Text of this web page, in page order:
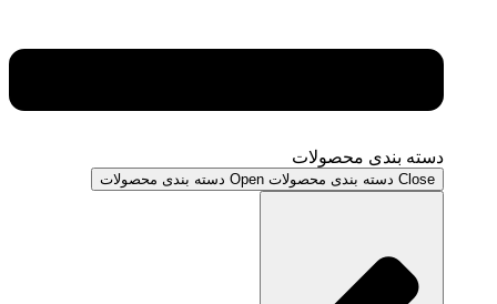
دسته بندی محصولات
Close دسته بندی محصولات Open دسته بندی محصولات